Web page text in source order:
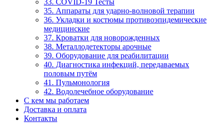
33. COVID-19 Тесты
35. Аппараты для ударно-волновой терапии
36. Укладки и костюмы противоэпидемические
медицинские
37. Кроватки для новорожденных
38. Металлодетекторы арочные
39. Оборудование для реабилитации
40. Диагностика инфекций, передаваемых
половым путём
41. Пульмонология
42. Водолечебное оборудование
С кем мы работаем
Доставка и оплата
Контакты